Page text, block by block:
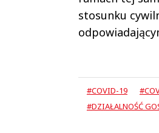
stosunku
#COVID-19
#DZIAŁALNOŚĆ